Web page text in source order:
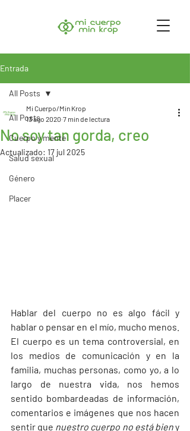
Entrada
All Posts
Cuerpo y mente
Salud sexual
Género
Placer
All Posts
No soy tan gorda, creo
Mi Cuerpo/Min Krop
13 ago 2020 7 min de lectura
Actualizado: 17 jul 2025
Hablar del cuerpo no es algo fácil y
hablar o pensar en el mío, mucho menos.
El cuerpo es un tema controversial, en
los medios de comunicación y en la
familia, muchas personas, como yo, a lo
largo de nuestra vida, nos hemos
sentido bombardeadas de información,
comentarios e imágenes que nos hacen
sentir que nuestro cuerpo no está bien y